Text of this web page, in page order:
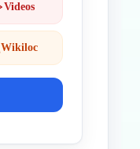
Videos
Wikiloc